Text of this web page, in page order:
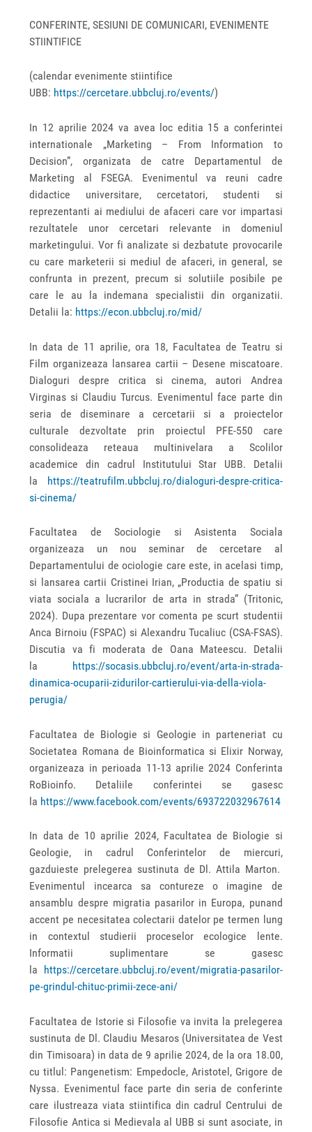
CONFERINTE, SESIUNI DE COMUNICARI, EVENIMENTE
STIINTIFICE
(calendar evenimente stiintifice
UBB: https://cercetare.ubbcluj.ro/events/)
In 12 aprilie 2024 va avea loc editia 15 a conferintei
internationale „Marketing – From Information to
Decision”, organizata de catre Departamentul de
Marketing al FSEGA. Evenimentul va reuni cadre
didactice universitare, cercetatori, studenti si
reprezentanti ai mediului de afaceri care vor impartasi
rezultatele unor cercetari relevante in domeniul
marketingului. Vor fi analizate si dezbatute provocarile
cu care marketerii si mediul de afaceri, in general, se
confrunta in prezent, precum si solutiile posibile pe
care le au la indemana specialistii din organizatii.
Detalii la: https://econ.ubbcluj.ro/mid/
In data de 11 aprilie, ora 18, Facultatea de Teatru si
Film organizeaza lansarea cartii – Desene miscatoare.
Dialoguri despre critica si cinema, autori Andrea
Virginas si Claudiu Turcus. Evenimentul face parte din
seria de diseminare a cercetarii si a proiectelor
culturale dezvoltate prin proiectul PFE-550 care
consolideaza reteaua multinivelara a Scolilor
academice din cadrul Institutului Star UBB. Detalii
la https://teatrufilm.ubbcluj.ro/dialoguri-despre-critica-
si-cinema/
Facultatea de Sociologie si Asistenta Sociala
organizeaza un nou seminar de cercetare al
Departamentului de ociologie care este, in acelasi timp,
si lansarea cartii Cristinei Irian, „Productia de spatiu si
viata sociala a lucrarilor de arta in strada” (Tritonic,
2024). Dupa prezentare vor comenta pe scurt studentii
Anca Birnoiu (FSPAC) si Alexandru Tucaliuc (CSA-FSAS).
Discutia va fi moderata de Oana Mateescu. Detalii
la
https://socasis.ubbcluj.ro/event/arta-in-strada-
dinamica-ocuparii-zidurilor-cartierului-via-della-viola-
perugia/
Facultatea de Biologie si Geologie in parteneriat cu
Societatea Romana de Bioinformatica si Elixir Norway,
organizeaza in perioada 11-13 aprilie 2024 Conferinta
RoBioinfo. Detaliile conferintei se gasesc
la https://www.facebook.com/events/693722032967614
In data de 10 aprilie 2024, Facultatea de Biologie si
Geologie, in cadrul Conferintelor de miercuri,
gazduieste prelegerea sustinuta de Dl. Attila Marton.
Evenimentul incearca sa contureze o imagine de
ansamblu despre migratia pasarilor in Europa, punand
accent pe necesitatea colectarii datelor pe termen lung
in contextul studierii proceselor ecologice lente.
Informatii suplimentare se gasesc
la
https://cercetare.ubbcluj.ro/event/migratia-pasarilor-
pe-grindul-chituc-primii-zece-ani/
Facultatea de Istorie si Filosofie va invita la prelegerea
sustinuta de Dl. Claudiu Mesaros (Universitatea de Vest
din Timisoara) in data de 9 aprilie 2024, de la ora 18.00,
cu titlul: Pangenetism: Empedocle, Aristotel, Grigore de
Nyssa. Evenimentul face parte din seria de conferinte
care ilustreaza viata stiintifica din cadrul Centrului de
Filosofie Antica si Medievala al UBB si sunt asociate, in